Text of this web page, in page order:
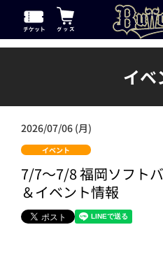
イベ
2026/07/06 (月)
イベント
7/7～7/8 福岡ソフト
＆イベント情報